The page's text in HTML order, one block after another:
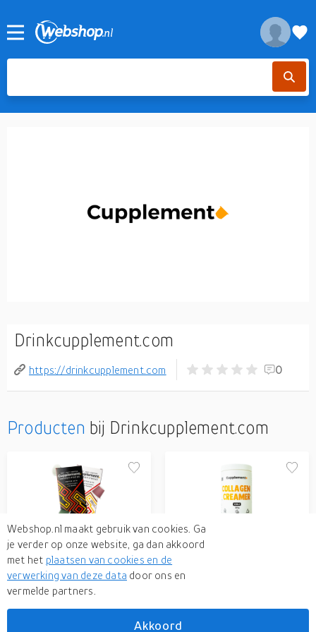
Drinkcupplement.com
https://drinkcupplement.com 0
Producten bij Drinkcupplement.com
Energy/Focus Blend
Lungo 30 cups
Upgrade je dagelijkse koffie
routine met de
Energy/Focus blend. Een
heerlijke koffie - verrijkt
Collageen Creamer
Vanille
Geef je koffie een extra
upgrade met deze
Deze creamer geeft je
koffie en heerlijke romige
Webshop.nl maakt gebruik van cookies. Ga
je verder op onze website, ga dan akkoord
met het plaatsen van cookies en de
verwerking van deze data door ons en
vermelde partners.
Akkoord